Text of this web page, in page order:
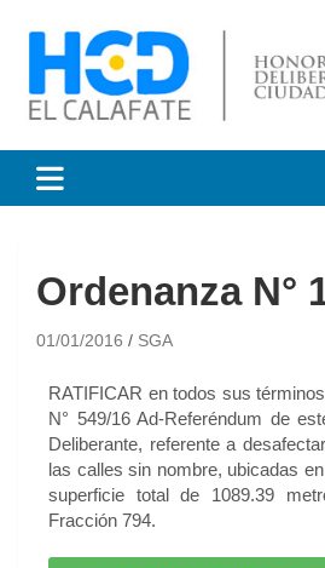
Honorable
Deliberante de El
Ordenanza N°
01/01/2016 SGA
RATIFICAR en todos sus
N° 549/16 Ad-Referéndum de
Deliberante, referente a
las calles sin nombre, ubicadas
superficie total de 1089.39
Fracción 794.